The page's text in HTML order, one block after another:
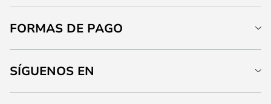
FORMAS DE PAGO
SÍGUENOS EN